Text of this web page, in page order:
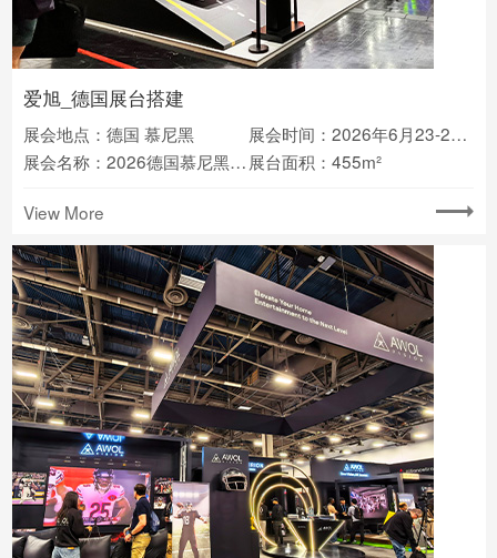
爱旭_德国展台搭建
展会地点：德国 慕尼黑
展会时间：2026年6月23-25日
展会名称：2026德国慕尼黑光伏储能展览会intersolar 展台面积：455m²
View More